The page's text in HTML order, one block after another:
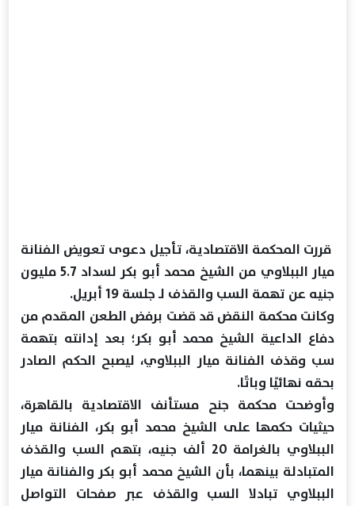
قررت المحكمة الاقتصادية، تأجيل دعوى تعويض الفنانة
ميار الببلاوي من الشيخ محمد أبو بكر لسداد 5.7 مليون
جنيه عن تهمة السب والقذف لـ جلسة 19 أبريل.
وكانت محكمة النقض قد قضت برفض الطعن المقدم من
دفاع الداعية الشيخ محمد أبو بكر؛ بعد إدانته بتهمة
سب وقذف الفنانة ميار الببلاوي، ليصبح الحكم الصادر
بحقه نهائيًا وباتًا.
وأوضحت محكمة جنح مستأنف الاقتصادية بالقاهرة،
حيثيات حكمها على الشيخ محمد أبو بكر، الفنانة ميار
الببلاوي بالغرامة 20 ألف جنيه، بتهم السب والقذف
المتبادلة بينهما، بأن الشيخ محمد أبو بكر والفنانة ميار
الببلاوي تبادلا السب والقذف عبر صفحات التواصل